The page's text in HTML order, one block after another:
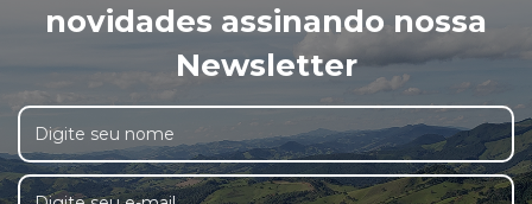
novidades assinando nossa
Newsletter